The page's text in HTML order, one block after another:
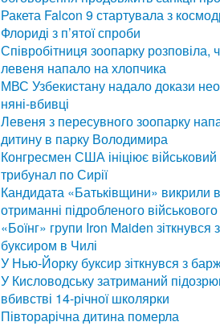
Ракета Falcon 9 стартувала з
Флориді з п’ятої спроби
Співробітниця зоопарку розповіла,
левеня напало на хлопчика
МВС Узбекистану надало докази
няні-вбивці
Левеня з пересувного зоопарку
дитину в парку Володимира
Конгресмен США ініціює військовий
трибунал по Сирії
Кандидата «Батьківщини» викрили в
отриманні підробленого
«Боїнг» групи Iron Maiden зіткнувся з
буксиром в Чилі
У Нью-Йорку буксир зіткнувся з
У Кисловодську затриманий
вбивстві 14-річної школярки
Півторарічна дитина померла